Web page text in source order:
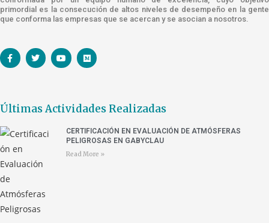
primordial es la consecución de altos niveles de desempeño en la gente
que conforma las empresas que se acercan y se asocian a nosotros.
Últimas Actividades Realizadas
CERTIFICACIÓN EN EVALUACIÓN DE ATMÓSFERAS
PELIGROSAS EN GABYCLAU
Read More »